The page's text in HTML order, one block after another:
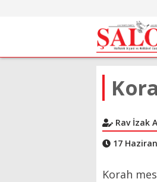
Rav İzak
17
Korah